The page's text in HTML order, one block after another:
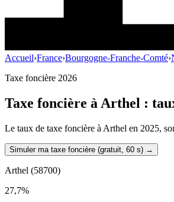
Accueil›France›Bourgogne-Franche-Comté›
Taxe foncière 2026
Taxe foncière à Arthel :
Le taux de taxe foncière à Arthel en 2025,
Simuler ma taxe foncière (gratuit, 60 s) →
Arthel (58700)
27,7%